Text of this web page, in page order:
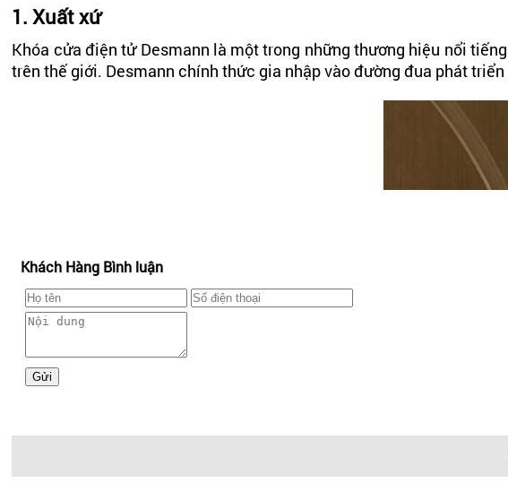
1. Xuất xứ
Khóa cửa điện tử Desmann là một trong những thương hiệu nổi
trên thế giới. Desmann chính thức gia nhập vào đường đua phát
Những thông tin
Khách Hàng Bình luận